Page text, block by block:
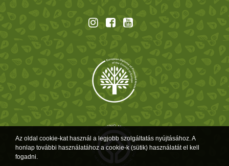
Az oldal cookie-kat használ a legjobb szolgáltatás nyújtásához. A
honlap további használatához a cookie-k (sütik) használatát el kell
fogadni.